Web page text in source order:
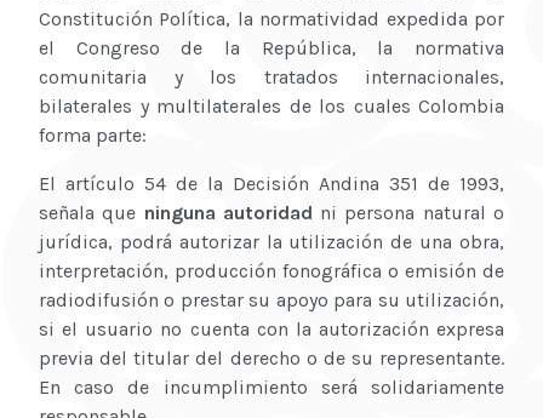
Constitución Política, la normatividad expedida por
el Congreso de la República, la normativa
comunitaria y los tratados internacionales,
bilaterales y multilaterales de los cuales Colombia
forma parte:
El artículo 54 de la Decisión Andina 351 de 1993,
señala que ninguna autoridad ni persona natural o
jurídica, podrá autorizar la utilización de una obra,
interpretación, producción fonográfica o emisión de
radiodifusión o prestar su apoyo para su utilización,
si el usuario no cuenta con la autorización expresa
previa del titular del derecho o de su representante.
En caso de incumplimiento será solidariamente